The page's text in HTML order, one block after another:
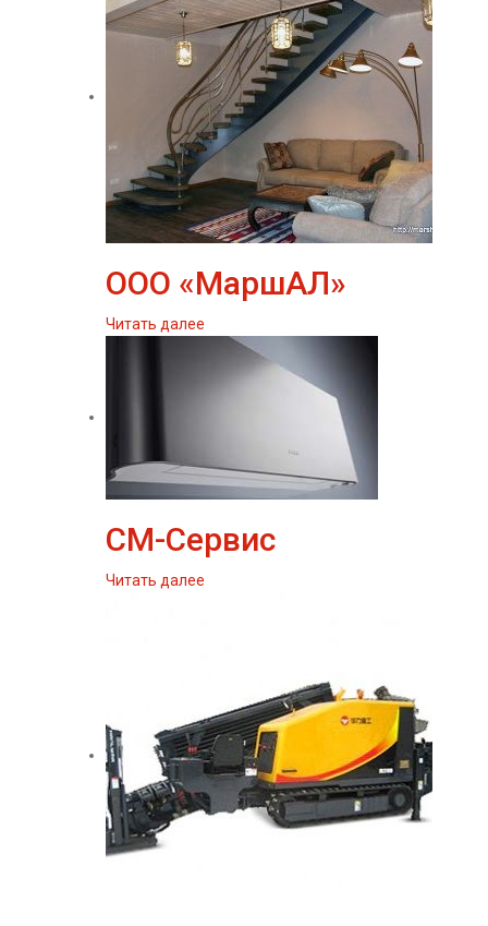
ООО «МаршАЛ»
Читать далее
СМ-Сервис
Читать далее